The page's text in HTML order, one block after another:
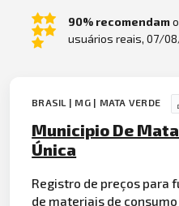
90% recomendamo
usuários reais, 07/
BRASIL | MG | MATA VERDE
Municipio De
Única
Registro de preços para
de materiais de